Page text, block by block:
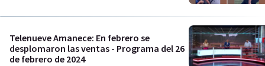
Telenueve Amanece: En febrero se
desplomaron las ventas - Programa del 26
de febrero de 2024